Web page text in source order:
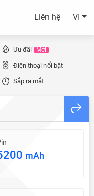
Liên hệ VI
Ưu đãi Mới
Điện thoại nổi bật
Sắp ra mắt
mAh